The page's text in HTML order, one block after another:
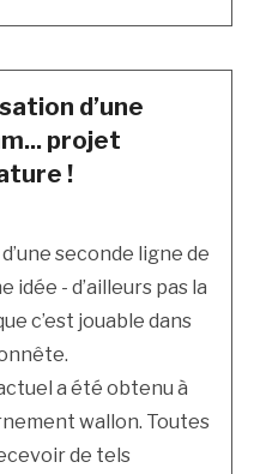
d’une
projet
!
seconde ligne de
idée - d’ailleurs pas la
c’est jouable dans
a été obtenu à
wallon. Toutes
de tels